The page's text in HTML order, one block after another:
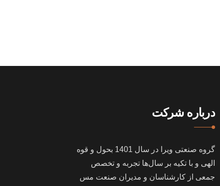
درباره شرکت
گروه صنعتی ویرا در سال
بحول و قوه
الهی و با تکیه بر سال‌ها تجربه و تخصص
جمعی از کارشناسان و مدیران صنعت مس